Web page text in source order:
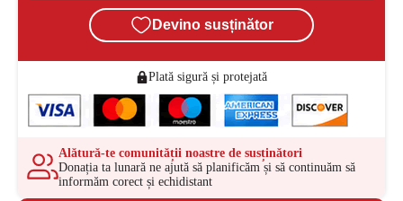
Devino susținător
Plată sigură și protejată
Alătură-te comunității noastre de susținători
Donația ta lunară ne ajută să planificăm și să continuăm să
informăm corect și echidistant